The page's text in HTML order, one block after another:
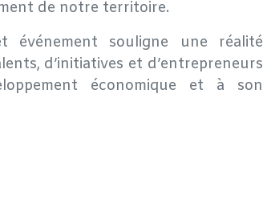
de notre territoire.
événement souligne une réalité
d’initiatives et d’entrepreneurs
économique et à son